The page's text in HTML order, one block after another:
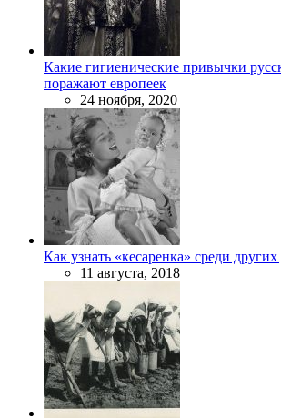
Какие гигиенические привычки
поражают европеек
24 ноября, 2020
Как узнать «кесаренка» среди других
11 августа, 2018